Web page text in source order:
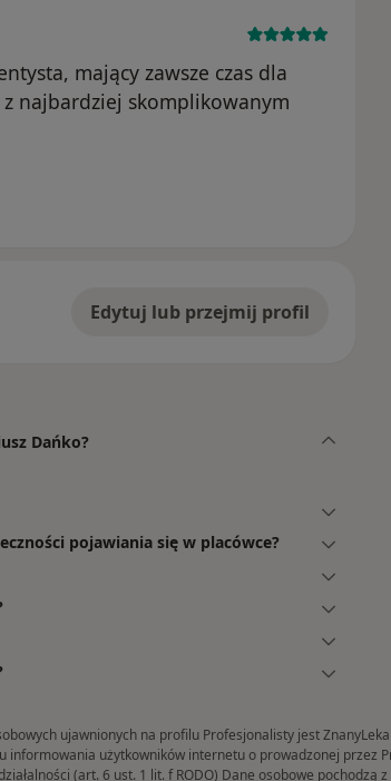
mający zawsze czas dla
najbardziej skomplikowanym
Edytuj lub przejmij profil
Dańko?
pojawiania się w placówce?
ujawnionych na profilu Profesjonalisty jest
użytkowników internetu o prowadzonej przez
(art. 6 ust. 1 lit. f RODO) Dane osobowe pochodzą